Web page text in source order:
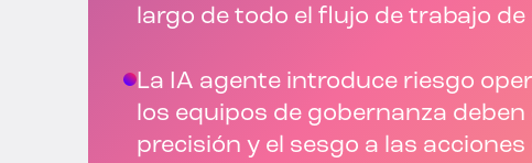
largo de todo el flujo de trabajo
La IA agente introduce riesgo
los equipos de gobernanza
precisión y el sesgo a las